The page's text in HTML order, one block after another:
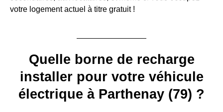
votre logement actuel à titre gratuit !
Quelle borne de recharge
installer pour votre véhicule
électrique à Parthenay (79) ?